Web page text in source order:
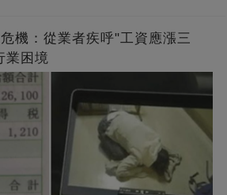
機：從業者疾呼"工資應漲三
業困境